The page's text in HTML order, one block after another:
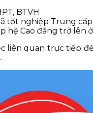
BTVH
tốt nghiệp Trung
hệ Cao đẳng trở lên
liên quan trực tiếp